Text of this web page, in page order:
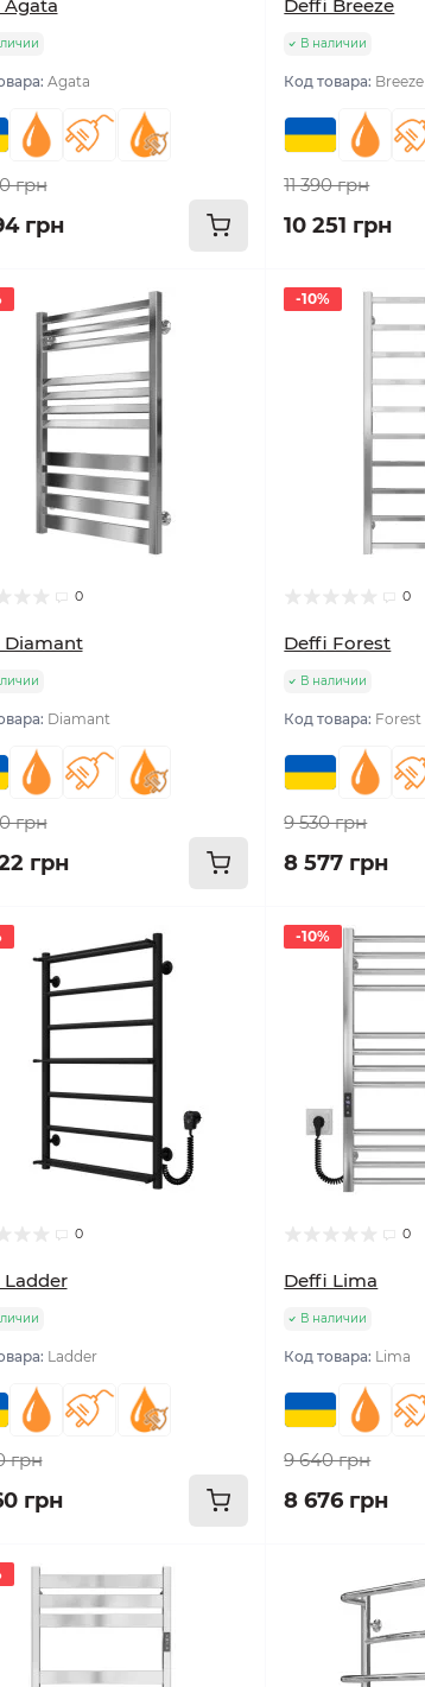
Agata
грн
грн
Deffi Breeze
В наличии
Код товара: Breeze
11 390 грн
10 251 грн
0
Diamant
Diamant
грн
грн
-10%
0
Deffi Forest
В наличии
Код товара: Forest
9 530 грн
8 577 грн
0
Ladder
грн
грн
-10%
0
Deffi Lima
В наличии
Код товара: Lima
9 640 грн
8 676 грн